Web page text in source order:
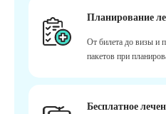
Планирование
От билета до визы и
пакетов при
Бесплатное